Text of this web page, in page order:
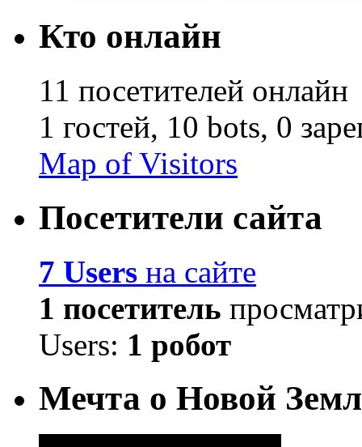
Кто онлайн
11 посетителей онлайн
1 гостей, 10 bots, 0
Map of Visitors
Посетители сайта
7 Users на сайте
1 посетитель
Users: 1 робот
Мечта о Новой